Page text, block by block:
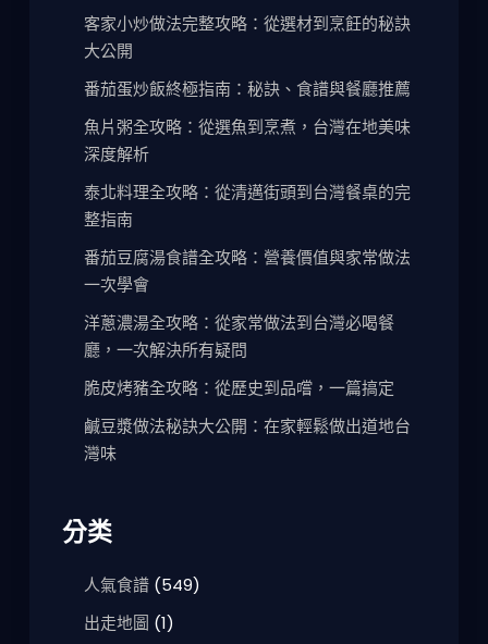
客家小炒做法完整攻略：從選材到烹飪的秘訣
大公開
番茄蛋炒飯終極指南：秘訣、食譜與餐廳推薦
魚片粥全攻略：從選魚到烹煮，台灣在地美味
深度解析
泰北料理全攻略：從清邁街頭到台灣餐桌的完
整指南
番茄豆腐湯食譜全攻略：營養價值與家常做法
一次學會
洋蔥濃湯全攻略：從家常做法到台灣必喝餐
廳，一次解決所有疑問
脆皮烤豬全攻略：從歷史到品嚐，一篇搞定
鹹豆漿做法秘訣大公開：在家輕鬆做出道地台
灣味
分类
人氣食譜(549)
出走地圖 (1)